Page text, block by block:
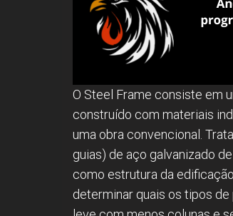
O Steel Frame consiste em
construído com materiais
uma obra convencional.
guias) de aço galvanizado
como estrutura da
determinar quais os tipos